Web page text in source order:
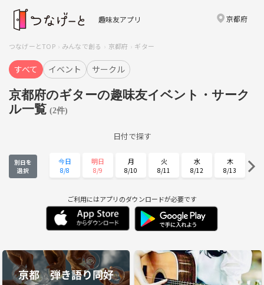
趣味友アプリ 京都府
つなげーとTOP みんなで創る 京都府 ギター
すべて イベント サークル
京都府のギターの趣味友イベント・サーク
ル一覧 (2件)
日付で探す
別日を
選択
今日
8/8
明日
8/9
月
8/10
火
8/11
水
8/12
木
8/13
8/14 8/15 8/16 8/17 8/18
木
8/20
金
8/21
日
8/23
月
8/24
8/26 8/27 8/28 8/29 8/30 8/31
火
9/1
水
9/2
木
9/3
金
9/4
土
9/5
日
9/6
ご利用にはアプリのダウンロードが必要です